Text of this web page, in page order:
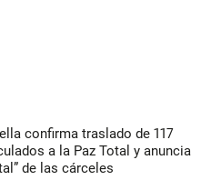
confirma traslado de 117
a la Paz Total y anuncia
de las cárceles